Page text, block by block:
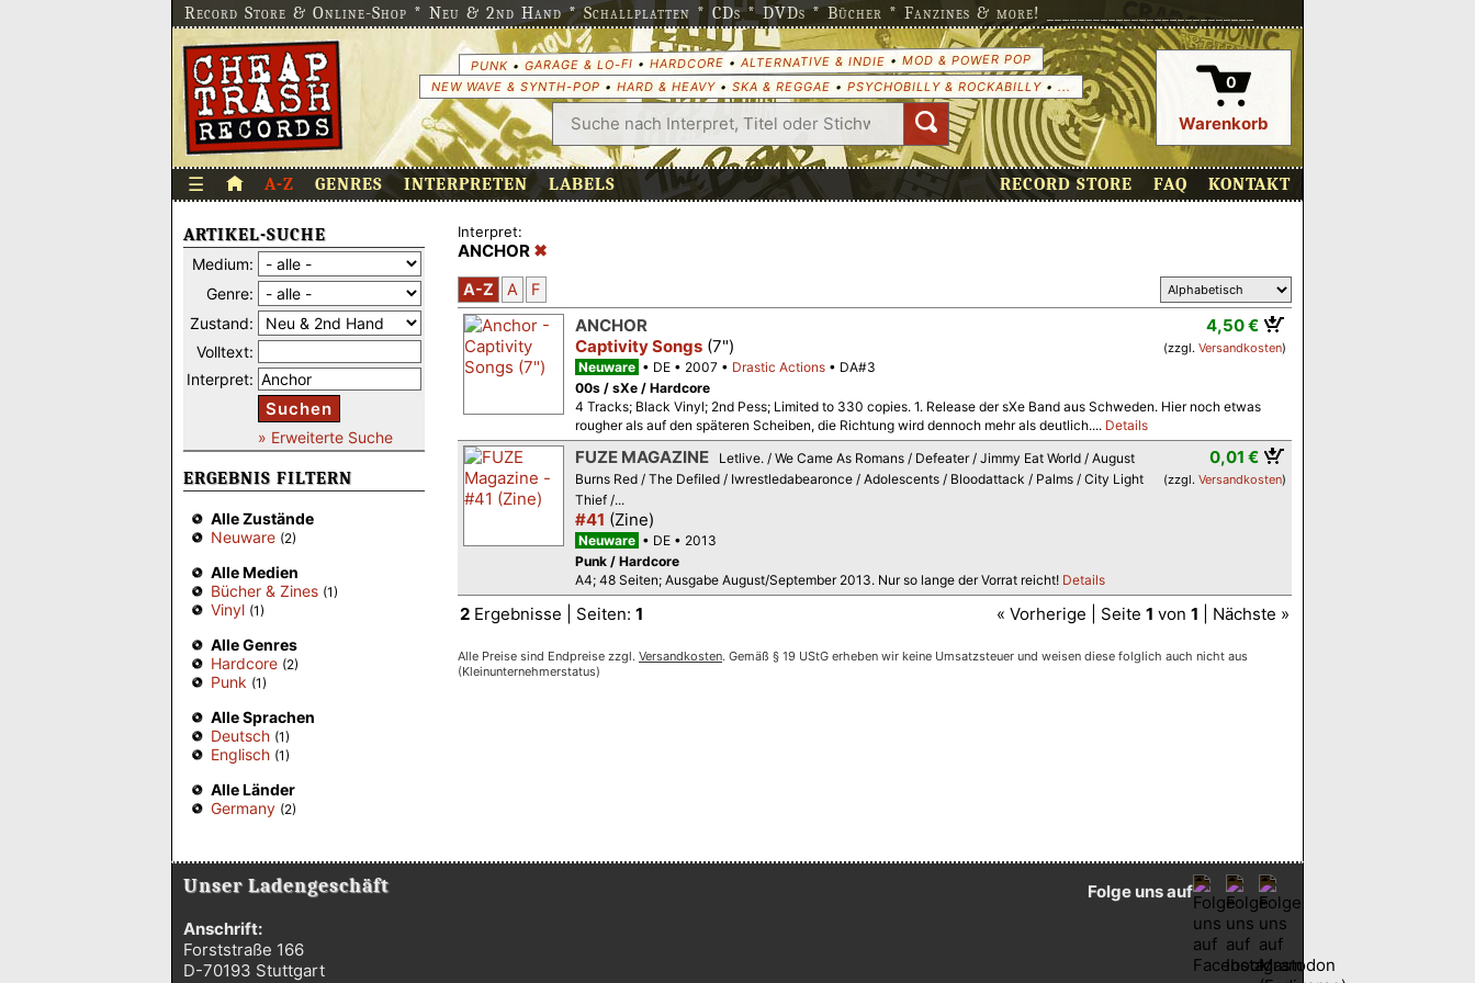
Record Store & Online-Shop * Neu & 2nd Hand * Schallplatten * CDs * DVDs * Bücher * Fanzines & more! ___________________________
PUNK• GARAGE & LO-FI • HARDCORE • ALTERNATIVE & INDIE • MOD & POWER POP
NEW WAVE & SYNTH-POP • HARD & HEAVY• SKA & REGGAE • PSYCHOBILLY & ROCKABILLY• ... 0
Warenkorb
☰ A-Z GENRES INTERPRETEN LABELS RECORD STORE FAQ KONTAKT
ARTIKEL-SUCHE
Medium:
Genre:
Zustand:
Volltext:
Interpret:
Suchen
» Erweiterte Suche
ERGEBNIS FILTERN
Alle Zustände
Neuware (2)
Alle Medien
Bücher & Zines (1)
Vinyl (1)
Alle Genres
Hardcore (2)
Punk (1)
Alle Sprachen
Deutsch (1)
Englisch (1)
Alle Länder
Germany (2)
Interpret:
ANCHOR
A-Z A F
4,50 €
(zzgl. Versandkosten)
ANCHOR
Captivity Songs (7")
Neuware DE 2007 Drastic Actions
DA#3
00s / sXe / Hardcore
4 Tracks; Black Vinyl; 2nd Pess; Limited to 330 copies. 1. Release der sXe Band aus Schweden. Hier noch etwas
rougher als auf den späteren Scheiben, die Richtung wird dennoch mehr als deutlich.... Details
0,01 €
(zzgl. Versandkosten)
FUZE MAGAZINE
Letlive. / We Came As Romans / Defeater / Jimmy Eat World / August
Burns Red / The Defiled / Iwrestledabearonce / Adolescents / Bloodattack / Palms / City Light
Thief /...
#41 (Zine)
Neuware DE
2013
Punk / Hardcore
A4; 48 Seiten; Ausgabe August/September 2013. Nur so lange der Vorrat reicht! Details
2 Ergebnisse | Seiten: 1 « Vorherige | Seite 1 von 1 | Nächste »
Alle Preise sind Endpreise zzgl. Versandkosten. Gemäß § 19 UStG erheben wir keine Umsatzsteuer und weisen diese folglich auch nicht aus
(Kleinunternehmerstatus)
Unser Ladengeschäft
Anschrift:
Forststraße 166
D-70193 Stuttgart
Folge uns auf